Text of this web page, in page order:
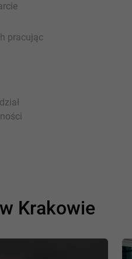
pracując
Krakowie